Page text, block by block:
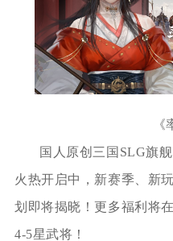
《
国人原创三国SLG旗
火热开启中，新赛季、新
划即将揭晓！更多福利将
4-5星武将！